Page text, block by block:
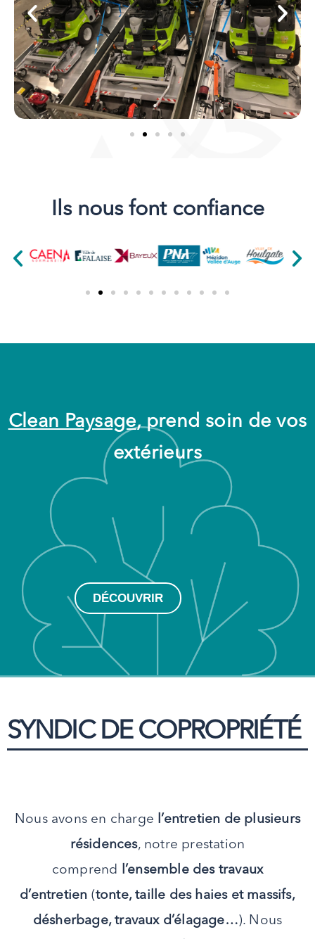
Ils nous font confiance
Clean Paysage, prend soin de vos
extérieurs
DÉCOUVRIR
SYNDIC DE COPROPRIÉTÉ
Nous avons en charge l’entretien de plusieurs
résidences, notre prestation
comprend l’ensemble des travaux
d’entretien (tonte, taille des haies et massifs,
désherbage, travaux d’élagage…). Nous